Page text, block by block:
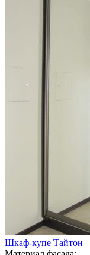
Шкаф-купе Тайтон